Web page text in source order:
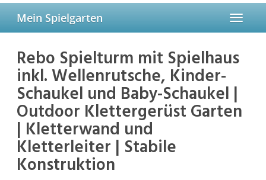
Toggle
Mein Spielgarten
Rebo Spielturm mit Spielhaus
inkl. Wellenrutsche, Kinder-
Schaukel und Baby-Schaukel |
Outdoor Klettergerüst Garten
| Kletterwand und
Kletterleiter | Stabile
Konstruktion